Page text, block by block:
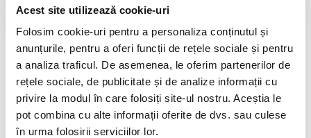
Acest site utilizează cookie-uri
Folosim cookie-uri pentru a personaliza conținutul și
anunțurile, pentru a oferi funcții de rețele sociale și pentru
a analiza traficul. De asemenea, le oferim partenerilor de
rețele sociale, de publicitate și de analize informații cu
privire la modul în care folosiți site-ul nostru. Aceștia le
pot combina cu alte informații oferite de dvs. sau culese
în urma folosirii serviciilor lor.
GARANTIE PRODUSE
pentru toate produsele
DESCRIERE PRODUS
Cristal, unicat, natural 100%.
Veti primi produsul din imagine.